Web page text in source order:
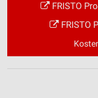
FRISTO
FRISTO